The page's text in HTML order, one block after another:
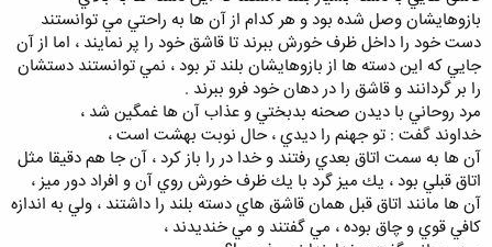
بازوهايشان وصل شده بود و هر كدام از آن ها به راحتي مي توانستند
دست خود را داخل ظرف خورش ببرند تا قاشق خود را پر نمايند ، اما از آن
جايي كه اين دسته ها از بازوهايشان بلند تر بود ، نمي توانستند دستشان
را بر گردانند و قاشق را در دهان خود فرو ببرند .
مرد روحاني با ديدن صحنه بدبختي و عذاب آن ها غمگين شد ،
خداوند گفت : تو جهنم را ديدي ، حال نوبت بهشت است ،
آن ها به سمت اتاق بعدي رفتند و خدا در را باز كرد ، آن جا هم دقيقا مثل
اتاق قبلي بود ، يك ميز گرد با يك ظرف خورش روي آن و افراد دور ميز ،
آن ها مانند اتاق قبل همان قاشق هاي دسته بلند را داشتند ، ولي به اندازه
كافي قوي و چاق بوده ، مي گفتند و مي خنديدند ،